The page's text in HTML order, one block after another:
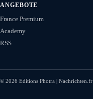
ANGEBOTE
France Premium
Academy
RSS
© 2026 Editions Photra | Nachrichten.fr